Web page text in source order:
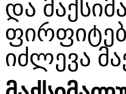
და
იძლევა